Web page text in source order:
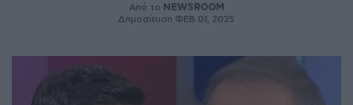
Από το NEWSROOM
Δημοσίευση ΦΕΒ 01, 2025